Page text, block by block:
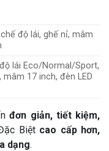
độ lái, ghế nỉ, mâm
lái Eco/Normal/Sport,
17 inch, đèn LED
đơn giản, tiết kiệm,
Biệt cao cấp hơn,
dạng.